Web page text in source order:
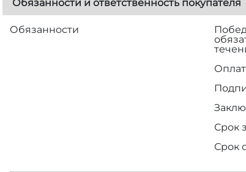
Обязанности и ответственность покупателя
Обязанности
Срок
Срок